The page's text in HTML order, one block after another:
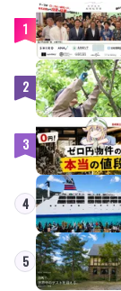
1
2
3
4
5